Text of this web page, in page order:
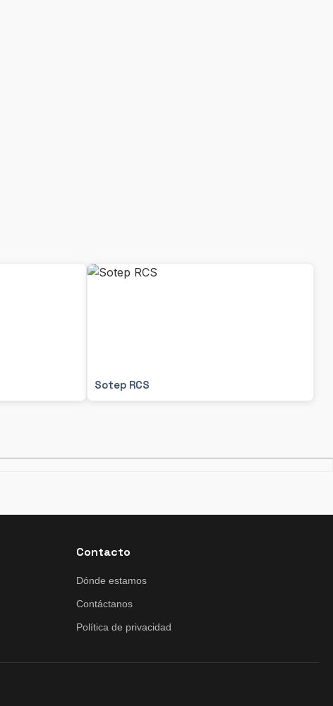
Sotep RCS
Contacto
Dónde estamos
Contáctanos
Política de privacidad